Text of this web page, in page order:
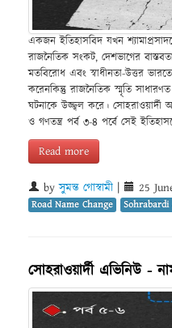
একজন ইতিহাসবিদ যখন
রাজনৈতিক সংকট, দেশভাগের
মতবিরোধ এবং স্বাধীনতা-উত্তর
করেনকিন্তু রাজনৈতিক স্মৃতি
ঘটনাকে উজ্জ্বল করে। সোহরাওয়ার্দী
ও গণতন্ত্র পর্ব ৩-৪ পর্বে সেই
Read more
byসুমন্ত গোস্বামী 25
Road Name Change Sohrabardi
সোহরাওয়ার্দী এভিনিউ -